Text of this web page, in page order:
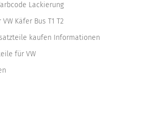
Lackierung
Käfer Bus T1 T2
kaufen Informationen
für VW